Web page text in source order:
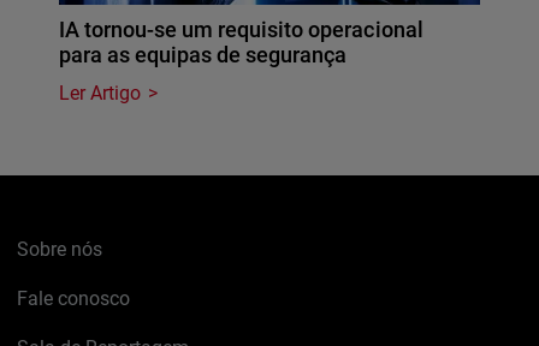
IA tornou-se um requisito operacional
para as equipas de segurança
Ler Artigo
Sobre nós
Fale conosco